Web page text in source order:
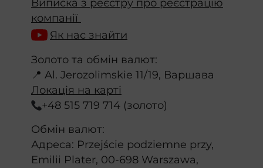
Виписка з реєстру про реєстрацію
компанії
Як нас знайти
Золото та обмін валют:
📍 Al. Jerozolimskie 11/19, Варшава
Локація на карті
+48 515 719 714 (золото)
Обмін валют:
Адреса: Przejście podziemne przy,
Emilii Plater, 00-698 Warszawa,